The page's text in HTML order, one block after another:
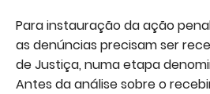
Para instauração da ação
as denúncias precisam ser
de Justiça, numa etapa
Antes da análise sobre o